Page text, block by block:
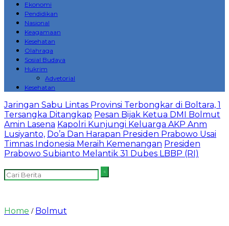
Ekonomi
Pendidikan
Nasional
Keagamaan
Kesehatan
Olahraga
Sosial Budaya
Hukrim
Advetorial
Kesehatan
Jaringan Sabu Lintas Provinsi Terbongkar di Boltara, 1
Tersangka Ditangkap Pesan Bijak Ketua DMI Bolmut
Amin Lasena Kapolri Kunjungi Keluarga AKP Anm
Lusiyanto, Do’a Dan Harapan Presiden Prabowo Usai
Timnas Indonesia Meraih Kemenangan Presiden
Prabowo Subianto Melantik 31 Dubes LBBP (RI)
Home / Bolmut